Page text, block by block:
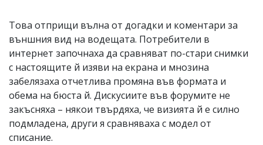
Това отприщи вълна от догадки и коментари за
външния вид на водещата. Потребители в
интернет започнаха да сравняват по-стари снимки
с настоящите й изяви на екрана и мнозина
забелязаха отчетлива промяна във формата и
обема на бюста й. Дискусиите във форумите не
закъсняха – някои твърдяха, че визията й е силно
подмладена, други я сравняваха с модел от
списание.